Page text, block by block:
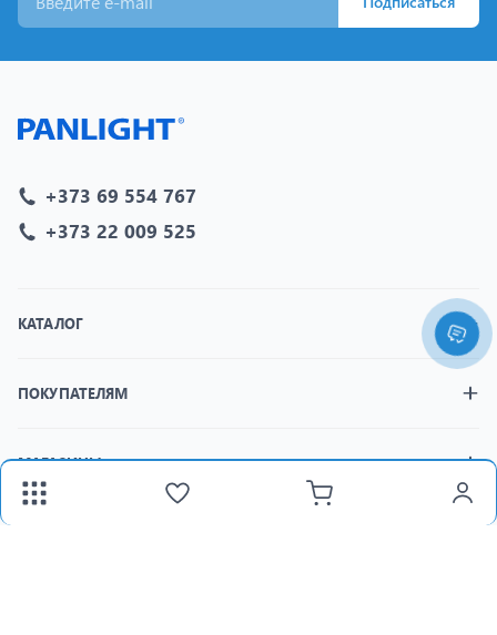
+373 69 554 767
+373 22 009 525
КАТАЛОГ
ПОКУПАТЕЛЯМ
МАГАЗИНЫ